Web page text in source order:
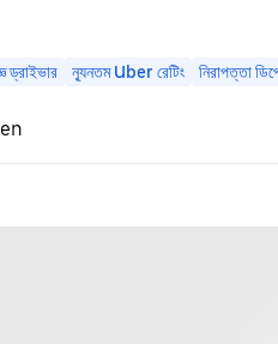
ন্যূনতম Uber রেটিং নিরাপত্তা